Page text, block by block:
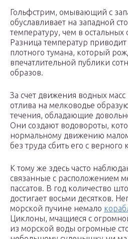
Гольфстрим, омывающий с
обуславливает на западной
температуру, чем в остальных
Разница температур
плотного тумана, который
впечатлительной публики
образов.
За счет движения водных
отлива на мелководье
течения, обладающие
Они создают водовороты,
нормальному движению
без труда сбить его с верного
К тому же здесь часто
связанные с расположением
пассатов. В год количество
достигает восьми десятков.
морской пучине немало
Циклоны, мчащиеся с
из морской воды огромные